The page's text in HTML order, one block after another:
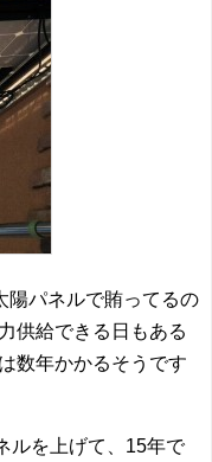
パネルで賄ってるの
供給できる日もある
数年かかるそうです
ルを上げて、15年で